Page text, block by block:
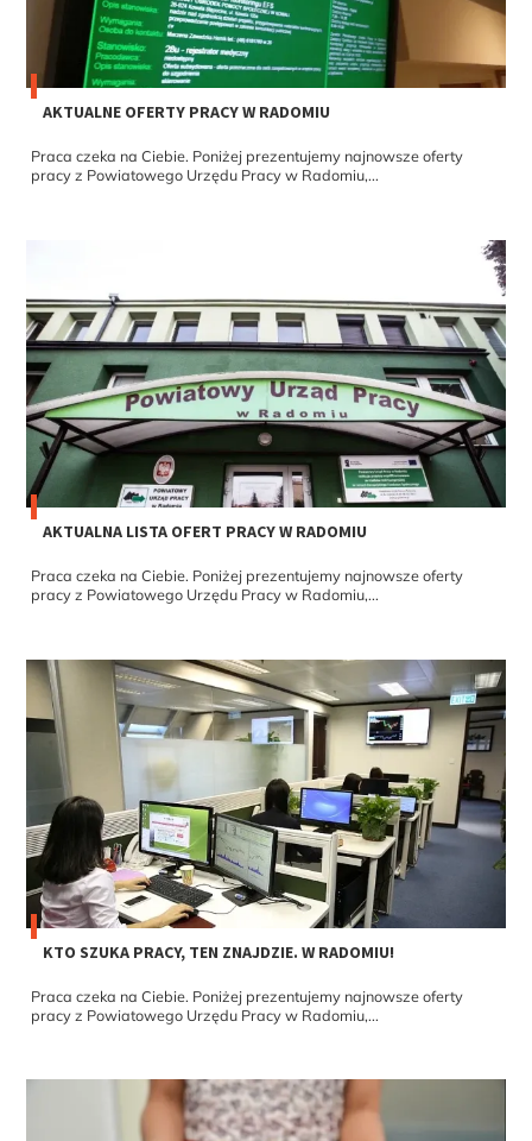
AKTUALNE OFERTY PRACY W RADOMIU
Praca czeka na Ciebie. Poniżej prezentujemy najnowsze oferty
pracy z Powiatowego Urzędu Pracy w Radomiu,...
AKTUALNA LISTA OFERT PRACY W RADOMIU
Praca czeka na Ciebie. Poniżej prezentujemy najnowsze oferty
pracy z Powiatowego Urzędu Pracy w Radomiu,...
KTO SZUKA PRACY, TEN ZNAJDZIE. W RADOMIU!
Praca czeka na Ciebie. Poniżej prezentujemy najnowsze oferty
pracy z Powiatowego Urzędu Pracy w Radomiu,...